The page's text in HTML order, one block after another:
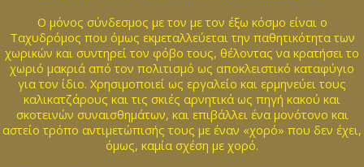
Ο μόνος σύνδεσμος με τον με τον έξω κόσμο είναι ο
Ταχυδρόμος που όμως εκμεταλλεύεται την παθητικότητα των
χωρικών και συντηρεί τον φόβο τους, θέλοντας να κρατήσει το
χωριό μακριά από τον πολιτισμό ως αποκλειστικό καταφύγιο
για τον ίδιο. Χρησιμοποιεί ως εργαλείο και ερμηνεύει τους
καλικατζάρους και τις σκιές αρνητικά ως πηγή κακού και
σκοτεινών συναισθημάτων, και επιβάλλει ένα μονότονο και
αστείο τρόπο αντιμετώπισής τους με έναν «χορό» που δεν έχει,
όμως, καμία σχέση με χορό.